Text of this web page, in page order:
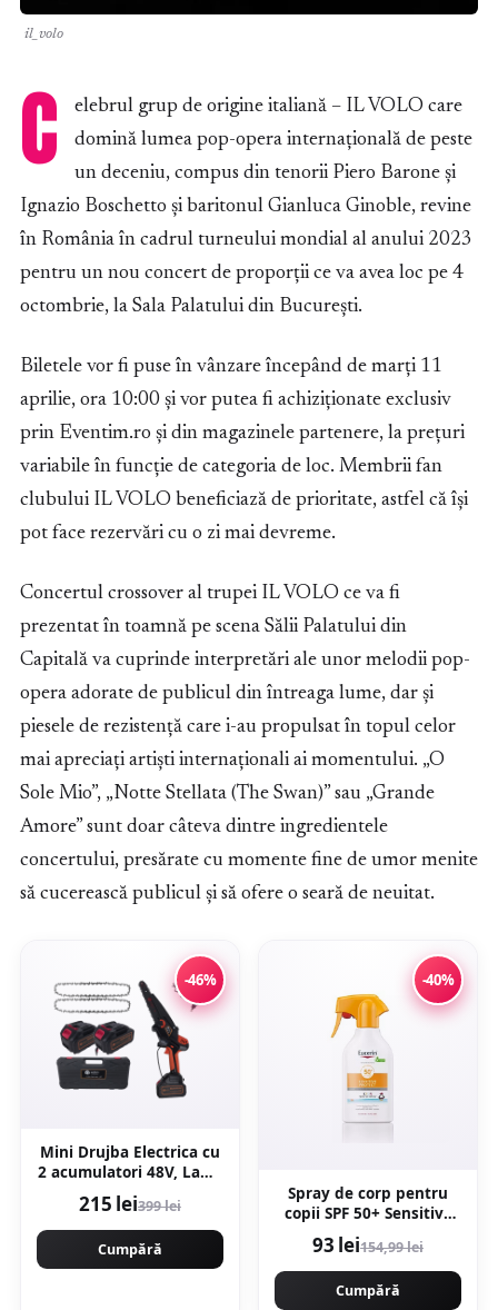
il_volo
C
elebrul grup de origine italiană – IL VOLO care
domină lumea pop-opera internațională de peste
un deceniu, compus din tenorii Piero Barone și
Ignazio Boschetto și baritonul Gianluca Ginoble, revine
în România în cadrul turneului mondial al anului 2023
pentru un nou concert de proporții ce va avea loc pe 4
octombrie, la Sala Palatului din București.
Biletele vor fi puse în vânzare începând de marți 11
aprilie, ora 10:00 și vor putea fi achiziționate exclusiv
prin Eventim.ro și din magazinele partenere, la prețuri
variabile în funcție de categoria de loc. Membrii fan
clubului IL VOLO beneficiază de prioritate, astfel că își
pot face rezervări cu o zi mai devreme.
Concertul crossover al trupei IL VOLO ce va fi
prezentat în toamnă pe scena Sălii Palatului din
Capitală va cuprinde interpretări ale unor melodii pop-
opera adorate de publicul din întreaga lume, dar și
piesele de rezistență care i-au propulsat în topul celor
mai apreciați artiști internaționali ai momentului. „O
Sole Mio”, „Notte Stellata (The Swan)” sau „Grande
Amore” sunt doar câteva dintre ingredientele
concertului, presărate cu momente fine de umor menite
să cucerească publicul și să ofere o seară de neuitat.
-46%
Mini Drujba Electrica cu
2 acumulatori 48V, Lamă
+ 2 Lanțuri, 200mm, 8",
ungere automata Edon
MX294
215 lei399 lei
Cumpără
-40%
Spray de corp pentru
copii SPF 50+ Sensitive
Protect, 250 ml, Eucerin
93 lei154,99 lei
Cumpără